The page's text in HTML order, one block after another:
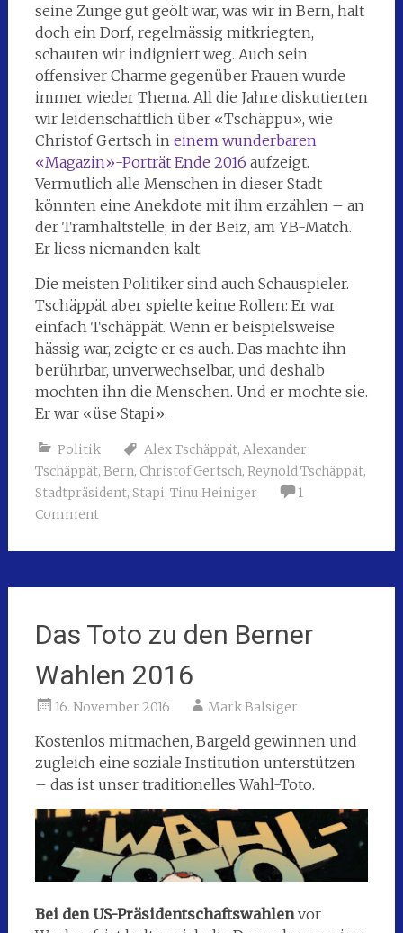
seine Zunge gut geölt war, was wir in Bern, halt
doch ein Dorf, regelmässig mitkriegten,
schauten wir indigniert weg. Auch sein
offensiver Charme gegenüber Frauen wurde
immer wieder Thema. All die Jahre diskutierten
wir leidenschaftlich über «Tschäppu», wie
Christof Gertsch in einem wunderbaren
«Magazin»-Porträt Ende 2016 aufzeigt.
Vermutlich alle Menschen in dieser Stadt
könnten eine Anekdote mit ihm erzählen – an
der Tramhaltstelle, in der Beiz, am YB-Match.
Er liess niemanden kalt.
Die meisten Politiker sind auch Schauspieler.
Tschäppät aber spielte keine Rollen: Er war
einfach Tschäppät. Wenn er beispielsweise
hässig war, zeigte er es auch. Das machte ihn
berührbar, unverwechselbar, und deshalb
mochten ihn die Menschen. Und er mochte sie.
Er war «üse Stapi».
Politik Alex Tschäppät, Alexander
Tschäppät, Bern, Christof Gertsch, Reynold Tschäppät,
Stadtpräsident, Stapi, Tinu Heiniger
1
Comment
Das Toto zu den Berner
Wahlen 2016
16. November 2016 Mark Balsiger
Kostenlos mitmachen, Bargeld gewinnen und
zugleich eine soziale Institution unterstützen
– das ist unser traditionelles Wahl-Toto.
Bei den US-Präsidentschaftswahlenvor